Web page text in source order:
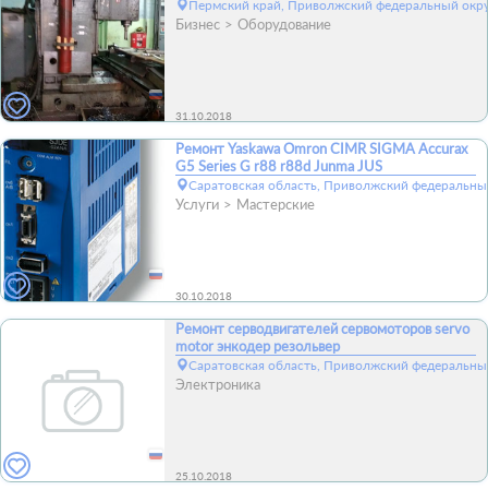
Пермский край, Приволжский федеральный
Бизнес Оборудование
31.10.2018
Ремонт Yaskawa Omron CIMR SIGMA Accurax
G5 Series G r88 r88d Junma JUS
Саратовская область, Приволжский
Услуги Мастерские
30.10.2018
Ремонт серводвигателей сервомоторов servo
motor энкодер резольвер
Саратовская область, Приволжский
Электроника
25.10.2018